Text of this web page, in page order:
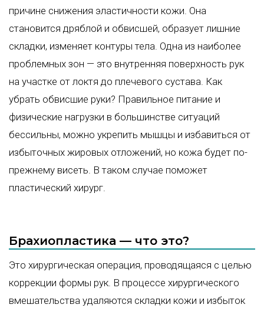
причине снижения эластичности кожи. Она
становится дряблой и обвисшей, образует лишние
складки, изменяет контуры тела. Одна из наиболее
проблемных зон — это внутренняя поверхность рук
на участке от локтя до плечевого сустава. Как
убрать обвисшие руки? Правильное питание и
физические нагрузки в большинстве ситуаций
бессильны, можно укрепить мышцы и избавиться от
избыточных жировых отложений, но кожа будет по-
прежнему висеть. В таком случае поможет
пластический хирург.
Брахиопластика — что это?
Это хирургическая операция, проводящаяся с целью
коррекции формы рук. В процессе хирургического
вмешательства удаляются складки кожи и избыток